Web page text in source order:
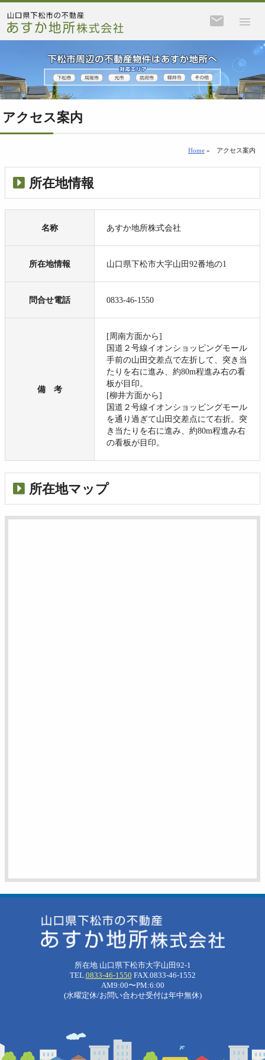
アクセス案内
Home » アクセス案内
所在地情報
名称 あすか地所株式会社
所在地情報 山口県下松市大字山田92番地の1
問合せ電話 0833-46-1550
備 考
[周南方面から]
国道２号線イオンショッピングモール
手前の山田交差点で左折して、突き当
たりを右に進み、約80m程進み右の看
板が目印。
[柳井方面から]
国道２号線イオンショッピングモール
を通り過ぎて山田交差点にて右折。突
き当たりを右に進み、約80m程進み右
の看板が目印。
所在地マップ
所在地 山口県下松市大字山田92-1
TEL.0833-46-1550 FAX.0833-46-1552
AM9:00〜PM:6:00
(水曜定休/お問い合わせ受付は年中無休)